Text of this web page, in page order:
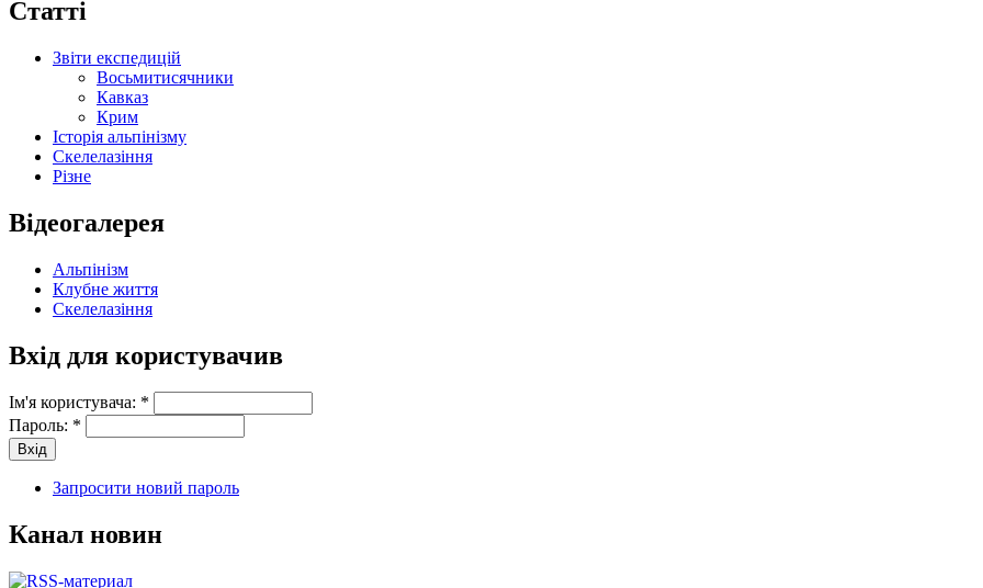
Статті
Звіти експедицій
Восьмитисячники
Кавказ
Крим
Історія альпінізму
Скелелазіння
Різне
Відеогалерея
Альпінізм
Клубне життя
Скелелазіння
Вхід для користувачив
Ім'я користувача: *
Пароль: *
Запросити новий пароль
Канал новин